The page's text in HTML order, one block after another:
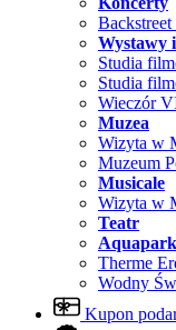
Wystawy
Studia
Studia
Wieczór
Muzea
Wizyta w
Muzeum
Musicale
Wizyta w
Teatr
Therme
Wodny
Kupon